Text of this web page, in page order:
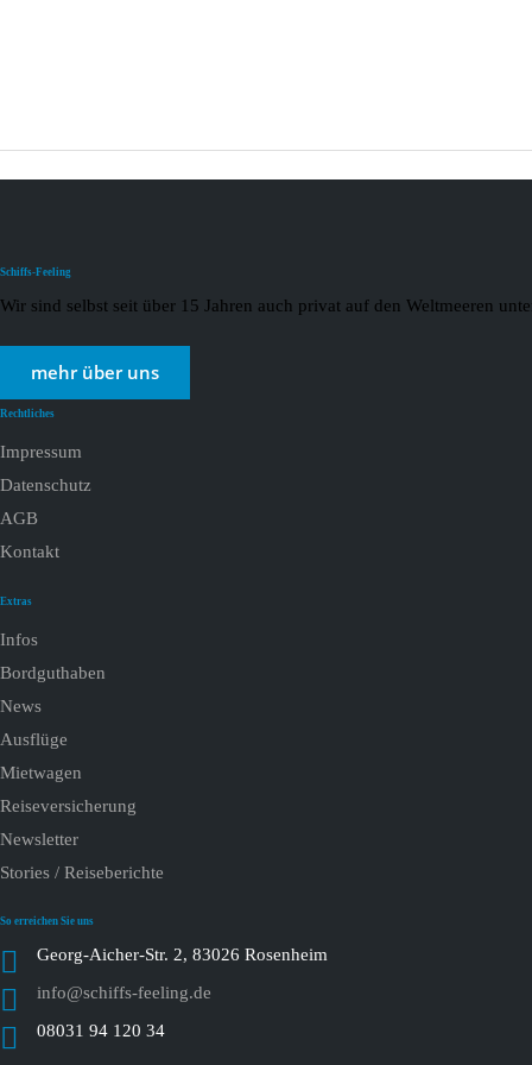
Schiffs-Feeling
Wir sind selbst seit über 15 Jahren auch privat auf den Weltmeeren
mehr über uns
Rechtliches
Impressum
Datenschutz
AGB
Kontakt
Extras
Infos
Bordguthaben
News
Ausflüge
Mietwagen
Reiseversicherung
Newsletter
Stories / Reiseberichte
So erreichen Sie uns
Georg-Aicher-Str. 2, 83026 Rosenheim
info@schiffs-feeling.de
08031 94 120 34